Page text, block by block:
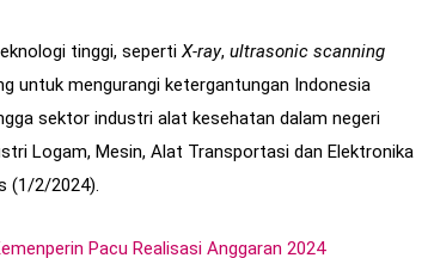
tinggi, seperti X-ray, ultrasonic scanning
untuk mengurangi ketergantungan Indonesia
sektor industri alat kesehatan dalam negeri
Logam, Mesin, Alat Transportasi dan Elektronika
(1/2/2024).
Pacu Realisasi Anggaran 2024